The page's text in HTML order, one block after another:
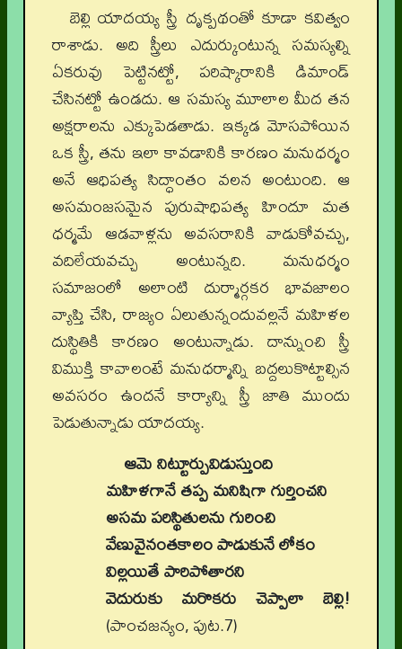
బెల్లి యాదయ్య స్త్రీ దృక్పథంతో కూడా కవిత్వం
రాశాడు. అది స్త్రీలు ఎదుర్కుంటున్న సమస్యల్ని
ఏకరువు పెట్టినట్టో, పరిష్కారానికి డిమాండ్
చేసినట్టో ఉండదు. ఆ సమస్య మూలాల మీద తన
అక్షరాలను ఎక్కుపెడతాడు. ఇక్కడ మోసపోయిన
ఒక స్త్రీ, తను ఇలా కావడానికి కారణం మనుధర్మం
అనే ఆధిపత్య సిద్ధాంతం వలన అంటుంది. ఆ
అసమంజసమైన పురుషాధిపత్య హిందూ మత
ధర్మమే ఆడవాళ్లను అవసరానికి వాడుకోవచ్చు,
వదిలేయవచ్చు అంటున్నది. మనుధర్మం
సమాజంలో అలాంటి దుర్మార్గకర భావజాలం
వ్యాప్తి చేసి, రాజ్యం ఏలుతున్నందువల్లనే మహిళల
దుస్థితికి కారణం అంటున్నాడు. దాన్నుంచి స్త్రీ
విముక్తి కావాలంటే మనుధర్మాన్ని బద్దలుకొట్టాల్సిన
అవసరం ఉందనే కార్యాన్ని స్త్రీ జాతి ముందు
పెడుతున్నాడు యాదయ్య.
ఆమె నిట్టూర్పువిడుస్తుంది
మహిళగానే తప్ప మనిషిగా గుర్తించని
అసమ పరిస్థితులను గురించి
వేణువైనంతకాలం పాడుకునే లోకం
విల్లయితే పారిపోతారని
వెదురుకు మరొకరు చెప్పాలా బెల్లి!
(పాంచజన్యం, పుట.7)